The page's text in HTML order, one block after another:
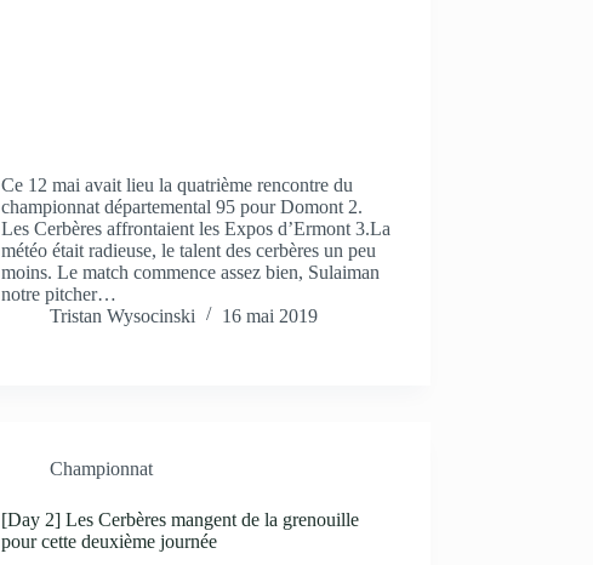
Ce 12 mai avait lieu la quatrième rencontre du
championnat départemental 95 pour Domont 2.
Les Cerbères affrontaient les Expos d’Ermont 3.La
météo était radieuse, le talent des cerbères un peu
moins. Le match commence assez bien, Sulaiman
notre pitcher…
Tristan Wysocinski
16 mai 2019
Championnat
[Day 2] Les Cerbères mangent de la grenouille
pour cette deuxième journée